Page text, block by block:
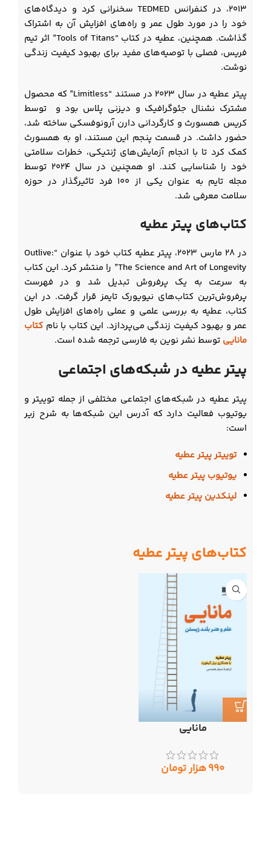
۲۰۱۳، در کنفرانس TEDMED سخنرانی کرد و دیدگاه‌های
خود را در مورد طول عمر و راه‌های افزایش آن به اشتراک
گذاشت. همچنین، عطیه در کتاب “Tools of Titans” اثر تیم
فریس، فصلی با توصیه‌های مفید برای بهبود کیفیت زندگی
نوشت.
پیتر عطیه در سال ۲۰۲۳ در مستند “Limitless” که محصول
مشترک نشنال جئوگرافیک و دیزنی پلاس بود و توسط
کریس همسورث و کارگردانی دارن آرونوفسکی ساخته شد،
حضور داشت. در قسمت پنجم این مستند، او به همسورث
کمک کرد تا با انجام آزمایش‌های ژنتیکی، خطرات سلامتی
خود را شناسایی کند. او همچنین در سال ۲۰۲۴ توسط
مجله تایم به عنوان یکی از ۱۰۰ فرد تاثیرگذار در حوزه
سلامت معرفی شد.
کتاب‌های پیتر عطیه
در ۲۸ مارس ۲۰۲۳، پیتر عطیه کتاب خود با عنوان “Outlive:
The Science and Art of Longevity” را منتشر کرد. این کتاب
به سرعت به یک پرفروش تبدیل شد و در فهرست
پرفروش‌ترین کتاب‌های نیویورک تایمز قرار گرفت. در این
کتاب، عطیه به بررسی علمی و عملی راه‌های افزایش طول
عمر و بهبود کیفیت زندگی می‌پردازد. این کتاب با نام کتاب
مانایی توسط نشر نوین به فارسی ترجمه شده است.
پیتر عطیه در شبکه‌های اجتماعی
پیتر عطیه در شبکه‌های اجتماعی مختلفی از جمله توییتر و
یوتیوب فعالیت دارد که آدرس این شبکه‌ها به شرح زیر
است:
توییتر پیتر عطیه
یوتیوب پیتر عطیه
لینکدین پیتر عطیه
کتاب‌های پیتر عطیه
مانایی
۹۹۰هزار تومان